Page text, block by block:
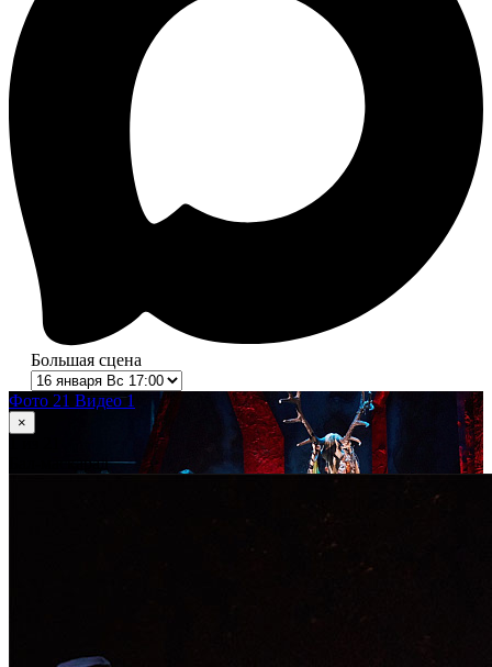
Большая сцена
Фото 21 Видео 1
×
Бал-маскарад